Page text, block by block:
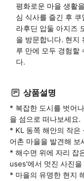
평화로운 마을 생활
심 식사를 즐긴 후
라후딘 압둘 아지즈
을 방문합니다. 현지
루 만에 모두 경험할
다.
상품설명
* 복잡한 도시를 벗어
을 섬으로 떠나보세요.
* KL 동쪽 해안의 작은
어촌 마을을 발견해 보
* 해수면 위에 자리 잡
uses'에서 멋진 사진을
* 마을의 유명한 현지